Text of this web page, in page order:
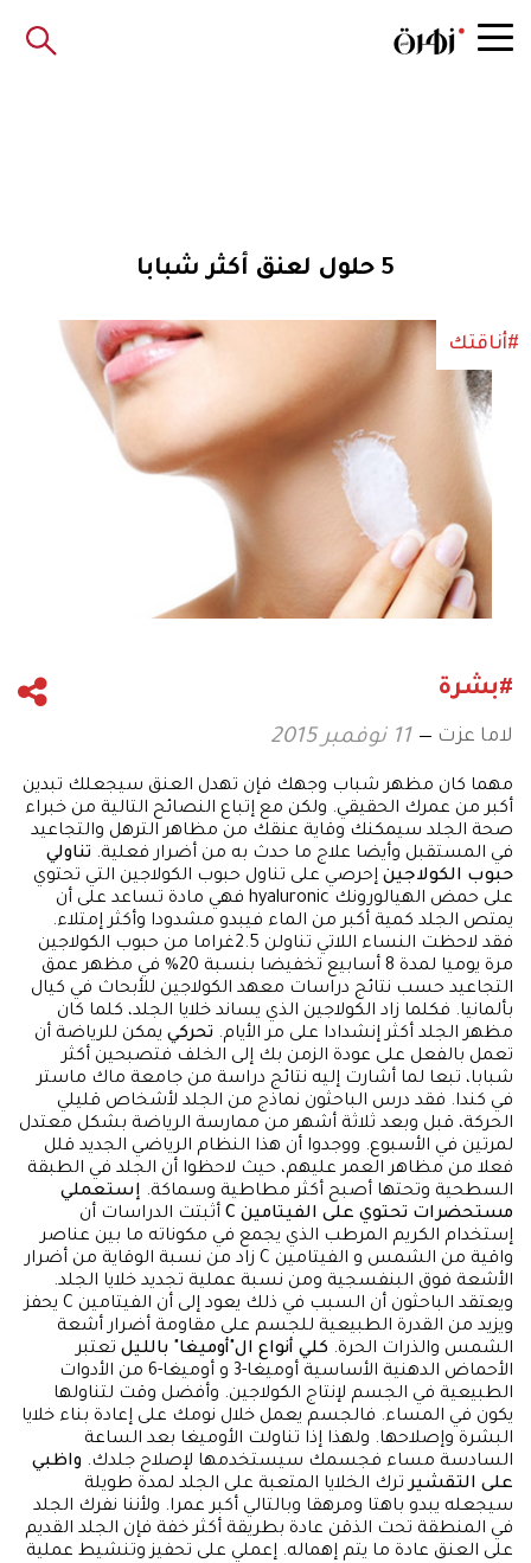
5 حلول لعنق أكثر شبابا
#أناقتك
#بشرة
لاما عزت 11 نوفمبر 2015
مهما كان مظهر شباب وجهك فإن تهدل العنق سيجعلك تبدين
أكبر من عمرك الحقيقي. ولكن مع إتباع النصائح التالية من خبراء
صحة الجلد سيمكنك وقاية عنقك من مظاهر الترهل والتجاعيد
في المستقبل وأيضا علاج ما حدث به من أضرار فعلية. تناولي
حبوب الكولاجين إحرصي على تناول حبوب الكولاجين التي تحتوي
على حمض الهيالورونك hyaluronic فهي مادة تساعد على أن
يمتص الجلد كمية أكبر من الماء فيبدو مشدودا وأكثر إمتلاء.
فقد لاحظت النساء اللاتي تناولن 2.5غراما من حبوب الكولاجين
مرة يوميا لمدة 8 أسابيع تخفيضا بنسبة 20% في مظهر عمق
التجاعيد حسب نتائج دراسات معهد الكولاجين للأبحاث في كيال
بألمانيا. فكلما زاد الكولاجين الذي يساند خلايا الجلد، كلما كان
مظهر الجلد أكثر إنشدادا على مر الأيام. تحركي يمكن للرياضة أن
تعمل بالفعل على عودة الزمن بك إلى الخلف فتصبحين أكثر
شبابا، تبعا لما أشارت إليه نتائج دراسة من جامعة ماك ماستر
في كندا. فقد درس الباحثون نماذج من الجلد لأشخاص قليلي
الحركة، قبل وبعد ثلاثة أشهر من ممارسة الرياضة بشكل معتدل
لمرتين في الأسبوع. ووجدوا أن هذا النظام الرياضي الجديد قلل
فعلا من مظاهر العمر عليهم، حيث لاحظوا أن الجلد في الطبقة
السطحية وتحتها أصبح أكثر مطاطية وسماكة. إستعملي
مستحضرات تحتوي على الفيتامين C
أثبتت الدراسات أن
إستخدام الكريم المرطب الذي يجمع في مكوناته ما بين عناصر
واقية من الشمس و الفيتامين C زاد من نسبة الوقاية من أضرار
الأشعة فوق البنفسجية ومن نسبة عملية تجديد خلايا الجلد.
ويعتقد الباحثون أن السبب في ذلك يعود إلى أن الفيتامين C يحفز
ويزيد من القدرة الطبيعية للجسم على مقاومة أضرار أشعة
الشمس والذرات الحرة. كلي أنواع ال"أوميغا" بالليل تعتبر
الأحماض الدهنية الأساسية أوميغا-3 و أوميغا-6 من الأدوات
الطبيعية في الجسم لإنتاج الكولاجين. وأفضل وقت لتناولها
يكون في المساء. فالجسم يعمل خلال نومك على إعادة بناء خلايا
البشرة وإصلاحها. ولهذا إذا تناولت الأوميغا بعد الساعة
السادسة مساء فجسمك سيستخدمها لإصلاح جلدك. واظبي
على التقشيرترك الخلايا المتعبة على الجلد لمدة طويلة
سيجعله يبدو باهتا ومرهقا وبالتالي أكبر عمرا. ولأننا نفرك الجلد
في المنطقة تحت الذقن عادة بطريقة أكثر خفة فإن الجلد القديم
على العنق عادة ما يتم إهماله. إعملي على تحفيز وتنشيط عملية